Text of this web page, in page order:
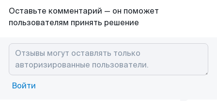
Оставьте комментарий — он поможет
пользователям принять решение
Войти